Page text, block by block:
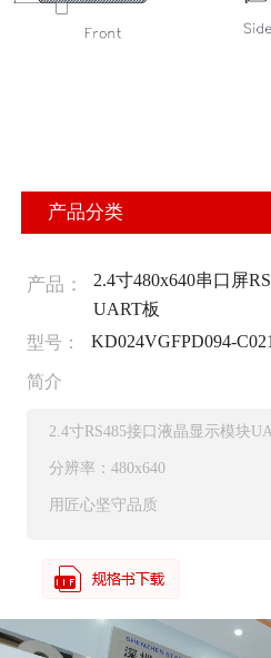
产品分类
产品：
2.4寸480x640串口屏
UART板
型号：
KD024VGFPD094-
简介
2.4寸RS485接口液晶显示模块
分辨率：480x640
用匠心坚守品质